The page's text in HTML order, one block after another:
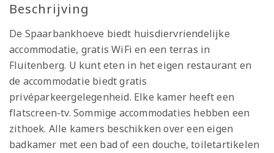
Beschrijving
De Spaarbankhoeve biedt huisdiervriendelijke
accommodatie, gratis WiFi en een terras in
Fluitenberg. U kunt eten in het eigen restaurant en
de accommodatie biedt gratis
privéparkeergelegenheid. Elke kamer heeft een
flatscreen-tv. Sommige accommodaties hebben een
zithoek. Alle kamers beschikken over een eigen
badkamer met een bad of een douche, toiletartikelen